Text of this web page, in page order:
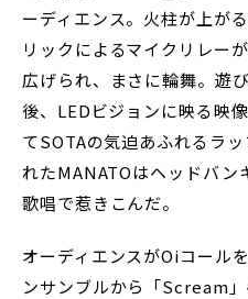
ーディエンス。火柱が上が
リックによるマイクリレー
広げられ、まさに輪舞。遊
後、LEDビジョンに映る映
てSOTAの気迫あふれるラ
れたMANATOはヘッドバン
歌唱で惹きこんだ。
オーディエンスがOiコール
ンサンブルから「Scream